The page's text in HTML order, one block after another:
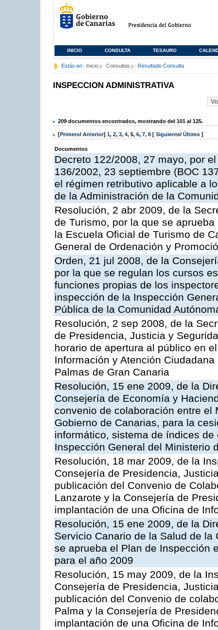
INICIO CONSULTA TESAURO
Estás en: Inicio Consultas Resultado Consulta
INSPECCION ADMINISTRATIVA
209 documentos encontrados, mostrando del 101 al 125.
[Primero/ Anterior] 1, 2, 3, 4, 5, 6, 7, 8 [ Siguiente/ Último ]
Documentos
Decreto 122/2008, 27 mayo, por
136/2002, 23 septiembre (BOC
el régimen retributivo aplicable a
de la Administración de la
Resolución, 2 abr 2009, de la
de Turismo, por la que se
la Escuela Oficial de Turismo de
General de Ordenación y
Orden, 21 jul 2008, de la
por la que se regulan los cursos
funciones propias de los
inspección de la Inspección
Pública de la Comunidad
Resolución, 2 sep 2008, de la
de Presidencia, Justicia y
horario de apertura al público en
Información y Atención
Palmas de Gran Canaria
Resolución, 15 ene 2009, de la
Consejería de Economía y
convenio de colaboración entre
Gobierno de Canarias, para la
informático, sistema de índices
Inspección General del Ministerio
Resolución, 18 mar 2009, de la
Consejería de Presidencia,
publicación del Convenio de
Lanzarote y la Consejería de
implantación de una Oficina de
Resolución, 15 ene 2009, de la
Servicio Canario de la Salud de
se aprueba el Plan de Inspección
para el año 2009
Resolución, 15 may 2009, de la
Consejería de Presidencia,
publicación del Convenio de
Palma y la Consejería de
implantación de una Oficina de